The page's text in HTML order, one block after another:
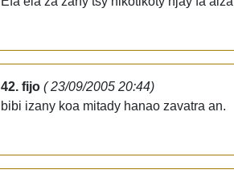
42. fijo ( 23/09/2005 20:44)
bibi izany koa mitady hanao zavatra an.